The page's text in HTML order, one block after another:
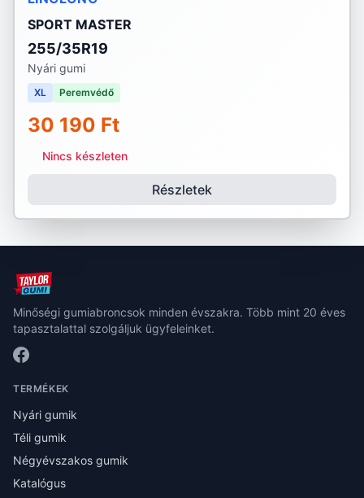
SPORT MASTER
255/35R19
Nyári gumi
XL Peremvédő
30 190 Ft
Nincs készleten
Részletek
Minőségi gumiabroncsok minden évszakra. Több mint 20 éves
tapasztalattal szolgáljuk ügyfeleinket.
TERMÉKEK
Nyári gumik
Téli gumik
Négyévszakos gumik
Katalógus